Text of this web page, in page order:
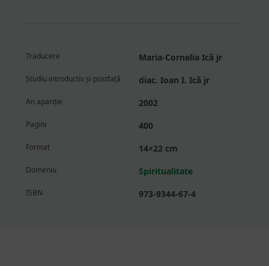
Traducere Maria-Cornelia Ică jr
Studiu introductiv și postfață diac. Ioan I. Ică jr
An apariție 2002
Pagini 400
Format 14×22 cm
Domeniu Spiritualitate
ISBN 973-9344-67-4